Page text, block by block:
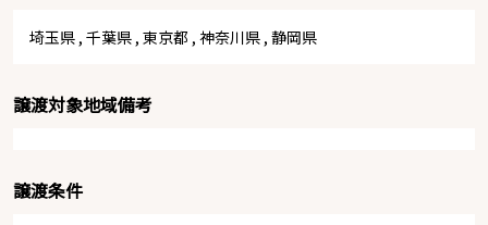
埼玉県 , 千葉県 , 東京都 , 神奈川県 , 静岡県
譲渡対象地域備考
譲渡条件